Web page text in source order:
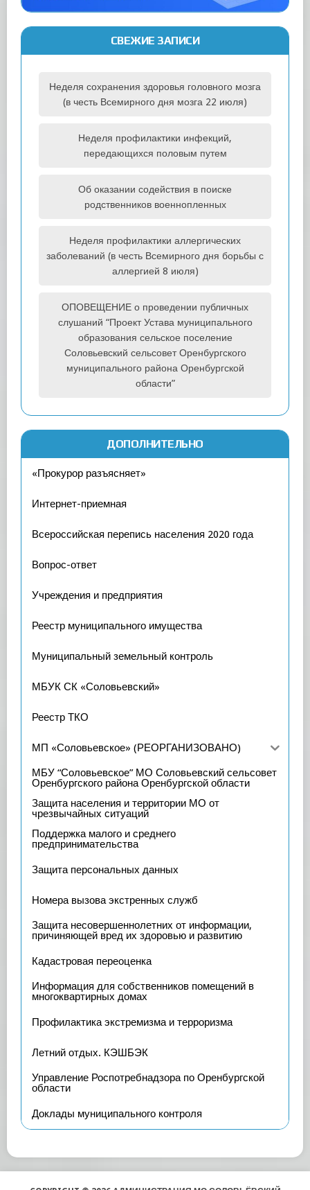
СВЕЖИЕ ЗАПИСИ
Неделя сохранения здоровья головного мозга
(в честь Всемирного дня мозга 22 июля)
Неделя профилактики инфекций,
передающихся половым путем
Об оказании содействия в поиске
родственников военнопленных
Неделя профилактики аллергических
заболеваний (в честь Всемирного дня борьбы с
аллергией 8 июля)
ОПОВЕЩЕНИЕ о проведении публичных
слушаний “Проект Устава муниципального
образования сельское поселение
Соловьевский сельсовет Оренбургского
муниципального района Оренбургской
области”
ДОПОЛНИТЕЛЬНО
«Прокурор разъясняет»
Интернет-приемная
Всероссийская перепись населения 2020 года
Вопрос-ответ
Учреждения и предприятия
Реестр муниципального имущества
Муниципальный земельный контроль
МБУК СК «Соловьевский»
Реестр ТКО
МП «Соловьевское» (РЕОРГАНИЗОВАНО)
МБУ “Соловьевское” МО Соловьевский сельсовет
Оренбургского района Оренбургской области
Защита населения и территории МО от
чрезвычайных ситуаций
Поддержка малого и среднего
предпринимательства
Защита персональных данных
Номера вызова экстренных служб
Защита несовершеннолетних от информации,
причиняющей вред их здоровью и развитию
Кадастровая переоценка
Информация для собственников помещений в
многоквартирных домах
Профилактика экстремизма и терроризма
Летний отдых. КЭШБЭК
Управление Роспотребнадзора по Оренбургской
области
Доклады муниципального контроля